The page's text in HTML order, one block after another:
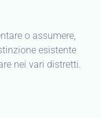
o assumere,
esistente
nei vari distretti.